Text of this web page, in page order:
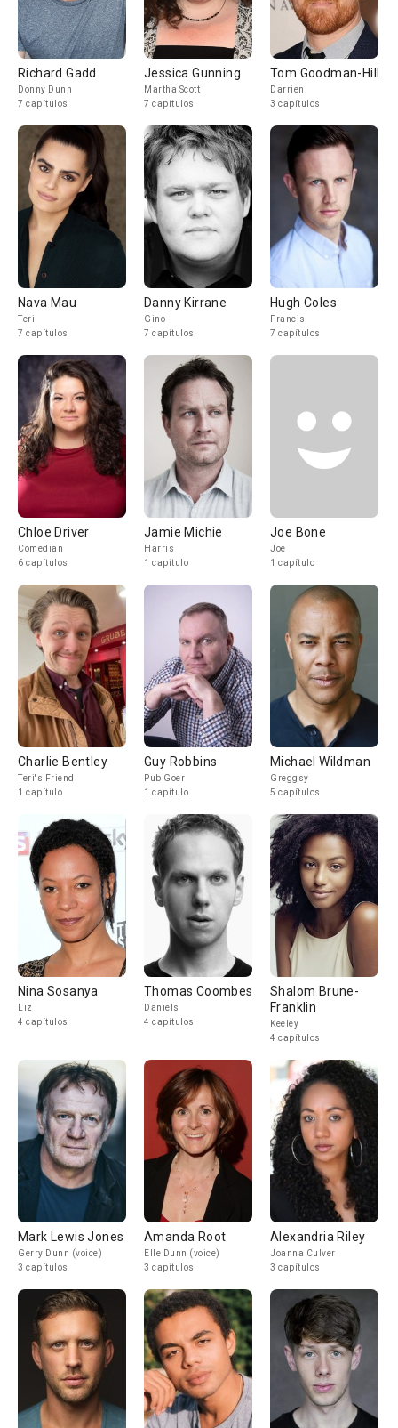
Richard Gadd
Donny Dunn
7 capítulos
Jessica Gunning
Martha Scott
7 capítulos
Tom Goodman-Hill
Darrien
3 capítulos
Nava Mau
Teri
7 capítulos
Danny Kirrane
Gino
7 capítulos
Hugh Coles
Francis
7 capítulos
Chloe Driver
Comedian
6 capítulos
Jamie Michie
Harris
1 capítulo
Joe Bone
Joe
1 capítulo
Charlie Bentley
Teri's Friend
1 capítulo
Guy Robbins
Pub Goer
1 capítulo
Michael Wildman
Greggsy
5 capítulos
Nina Sosanya
Liz
4 capítulos
Thomas Coombes
Daniels
4 capítulos
Shalom Brune-
Franklin
Keeley
4 capítulos
Mark Lewis Jones
Gerry Dunn (voice)
3 capítulos
Amanda Root
Elle Dunn (voice)
3 capítulos
Alexandria Riley
Joanna Culver
3 capítulos